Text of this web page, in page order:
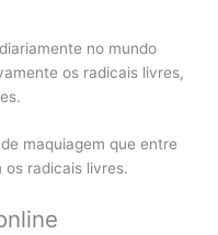
no mundo
os radicais livres,
maquiagem que entre
radicais livres.